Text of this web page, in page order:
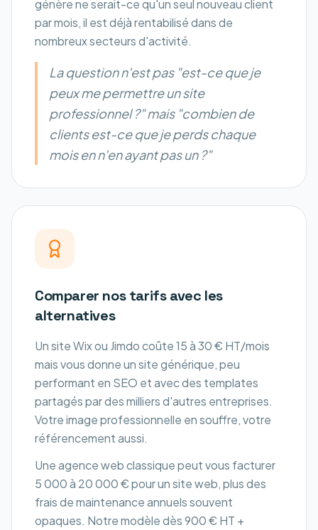
génère ne serait-ce qu'un seul nouveau client
par mois, il est déjà rentabilisé dans de
nombreux secteurs d'activité.
La question n'est pas "est-ce que je
peux me permettre un site
professionnel ?" mais "combien de
clients est-ce que je perds chaque
mois en n'en ayant pas un ?"
Comparer nos tarifs avec les
alternatives
Un site Wix ou Jimdo coûte 15 à 30 € HT/mois
mais vous donne un site générique, peu
performant en SEO et avec des templates
partagés par des milliers d'autres entreprises.
Votre image professionnelle en souffre, votre
référencement aussi.
Une agence web classique peut vous facturer
5 000 à 20 000 € pour un site web, plus des
frais de maintenance annuels souvent
opaques. Notre modèle dès 900 € HT +